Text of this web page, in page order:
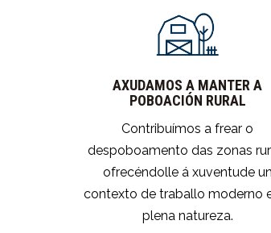
AXUDAMOS A MANTER A
POBOACIÓN RURAL
Contribuímos a frear o
despoboamento das zonas
ofrecéndolle á xuventude un
contexto de traballo moderno
plena natureza.